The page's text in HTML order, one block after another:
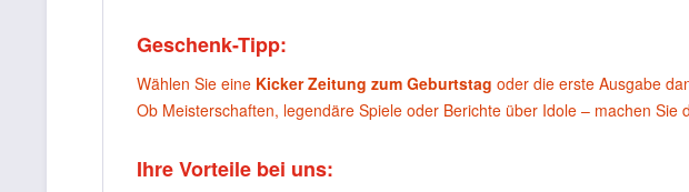
Geschenk-Tipp:
Wählen Sie eine Kicker Zeitung zum Geburtstag oder die erste Ausgabe
Ob Meisterschaften, legendäre Spiele oder Berichte über Idole – machen Sie
Ihre Vorteile bei uns: